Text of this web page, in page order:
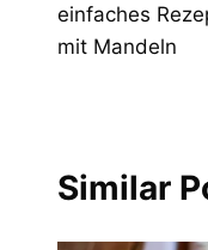
einfaches
mit Mandeln
Similar